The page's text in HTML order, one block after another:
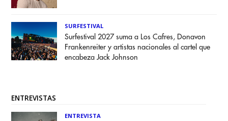
SURFESTIVAL
Surfestival 2027 suma a Los Cafres, Donavon
Frankenreiter y artistas nacionales al cartel que
encabeza Jack Johnson
ENTREVISTAS
ENTREVISTA